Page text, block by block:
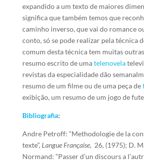
expandido a um texto de maiores
significa que também temos que
caminho inverso, que vai do romance
conto, só se pode realizar pela técnica
comum desta técnica tem muitas
resumo escrito de umatelenovela
revistas da especialidade dão
resumo de um filme ou de uma peça de
exibição, um resumo de um jogo de
Bibliografia:
Andre Petroff: “Methodologie de la
texte”, Langue Française, 26, (1975); D.
Normand: “Passer d’un discours a